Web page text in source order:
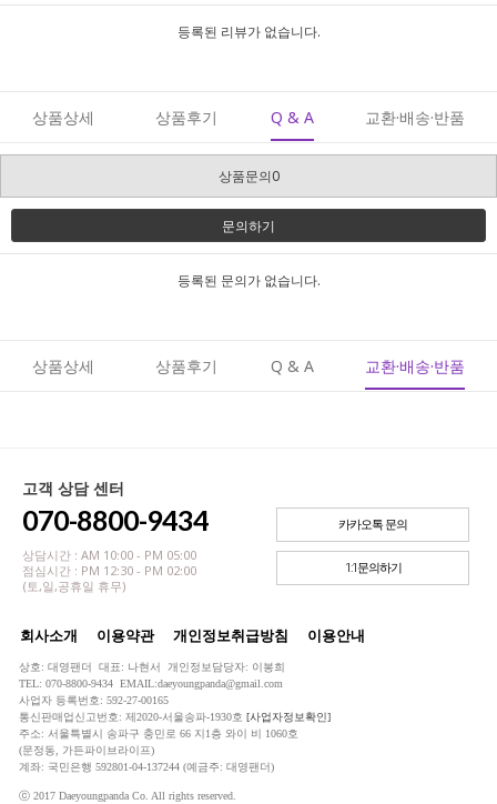
등록된 리뷰가 없습니다.
상품상세 상품후기 Q & A 교환·배송·반품
상품문의0
문의하기
등록된 문의가 없습니다.
상품상세 상품후기 Q & A 교환·배송·반품
고객 상담 센터
070-8800-9434
상담시간 : AM 10:00 - PM 05:00
점심시간 : PM 12:30 - PM 02:00
(토,일,공휴일 휴무)
카카오톡 문의
1:1문의하기
회사소개 이용약관 개인정보취급방침 이용안내
상호: 대영팬더 대표: 나현서 개인정보담당자: 이봉희
TEL: 070-8800-9434 EMAIL:daeyoungpanda@gmail.com
사업자 등록번호: 592-27-00165
통신판매업신고번호: 제2020-서울송파-1930호 [사업자정보확인]
주소: 서울특별시 송파구 충민로 66 지1층 와이 비 1060호
(문정동, 가든파이브라이프)
계좌: 국민은행 592801-04-137244 (예금주: 대영팬더)
ⓒ 2017 Daeyoungpanda Co. All rights reserved.